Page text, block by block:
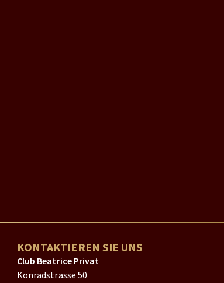
KONTAKTIEREN SIE UNS
Club Beatrice Privat
Konradstrasse 50